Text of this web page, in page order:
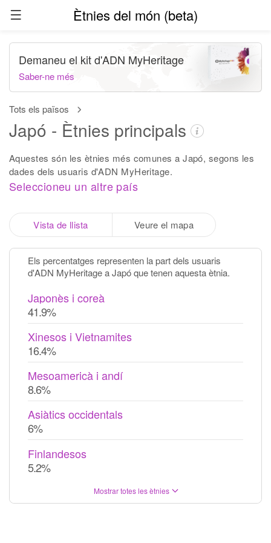
Ètnies del món (beta)
Tots els països
Japó - Ètnies principals
Aquestes són les ètnies més comunes a Japó, segons les
dades dels usuaris d'ADN MyHeritage.
Seleccioneu un altre país
Demaneu el kit d'ADN MyHeritage
Saber-ne més
Vista de llista Veure el mapa
Els percentatges representen la part dels usuaris
d'ADN MyHeritage a Japó que tenen aquesta ètnia.
Japonès i coreà
41.9%
Xinesos i Vietnamites
16.4%
Mesoamericà i andí
8.6%
Asiàtics occidentals
6%
Finlandesos
5.2%
Mostrar totes les ètnies